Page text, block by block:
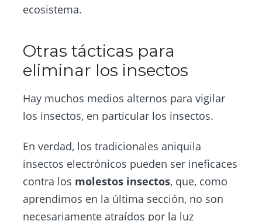
ecosistema.
Otras tácticas para
eliminar los insectos
Hay muchos medios alternos para vigilar
los insectos, en particular los insectos.
En verdad, los tradicionales aniquila
insectos electrónicos pueden ser ineficaces
contra los molestos insectos, que, como
aprendimos en la última sección, no son
necesariamente atraídos por la luz